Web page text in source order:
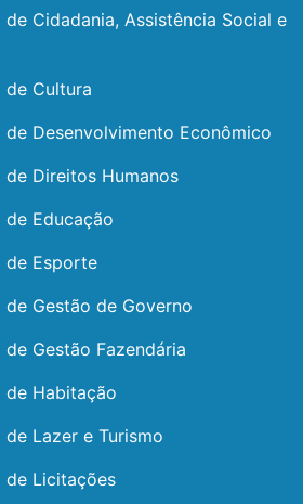
Cidadania, Assistência Social e
de Cultura
Desenvolvimento Econômico
Direitos Humanos
de Educação
de Esporte
Gestão de Governo
Gestão Fazendária
de Habitação
Lazer e Turismo
de Licitações